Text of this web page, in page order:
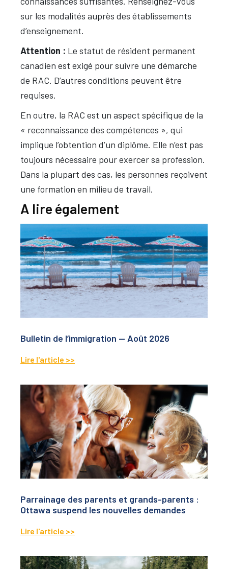
sur les modalités auprès des établissements
d’enseignement.
Attention : Le statut de résident permanent
canadien est exigé pour suivre une démarche
de RAC. D’autres conditions peuvent être
requises.
En outre, la RAC est un aspect spécifique de la
« reconnaissance des compétences », qui
implique l’obtention d’un diplôme. Elle n’est pas
toujours nécessaire pour exercer sa profession.
Dans la plupart des cas, les personnes reçoivent
une formation en milieu de travail.
A lire également
Bulletin de l’immigration — Août 2026
Lire l'article >>
Parrainage des parents et grands-parents :
Ottawa suspend les nouvelles demandes
Lire l'article >>